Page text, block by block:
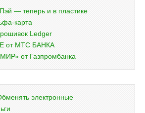
— теперь и в пластике
карта
Ledger
от МТС БАНКА
от Газпромбанка